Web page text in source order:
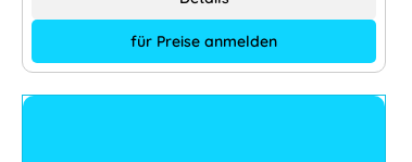
für Preise anmelden